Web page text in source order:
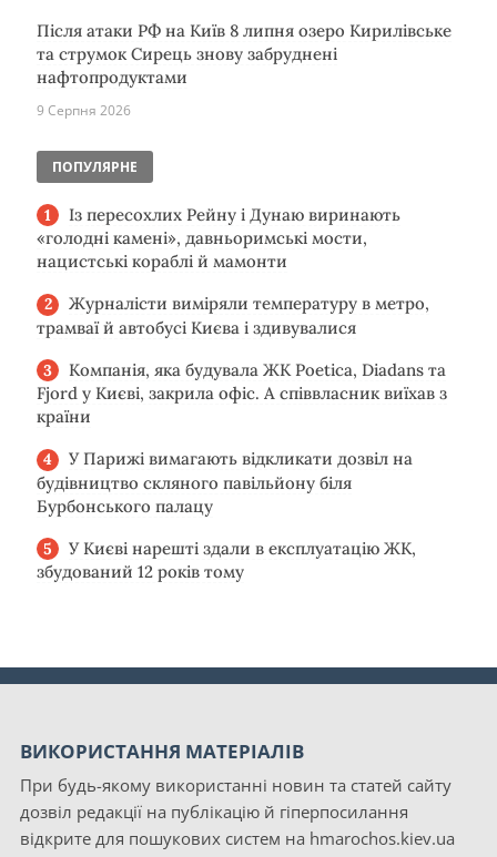
Після атаки РФ на Київ 8 липня озеро Кирилівське
та струмок Сирець знову забруднені
нафтопродуктами
9 Серпня 2026
ПОПУЛЯРНЕ
Із пересохлих Рейну і Дунаю виринають
«голодні камені», давньоримські мости,
нацистські кораблі й мамонти
Журналісти виміряли температуру в метро,
трамваї й автобусі Києва і здивувалися
Компанія, яка будувала ЖК Poetica, Diadans та
Fjord у Києві, закрила офіс. А співвласник виїхав з
країни
У Парижі вимагають відкликати дозвіл на
будівництво скляного павільйону біля
Бурбонського палацу
У Києві нарешті здали в експлуатацію ЖК,
збудований 12 років тому
ВИКОРИСТАННЯ МАТЕРІАЛІВ
При будь-якому використанні новин та статей сайту
дозвіл редакції на публікацію й гіперпосилання
відкрите для пошукових систем на hmarochos.kiev.ua